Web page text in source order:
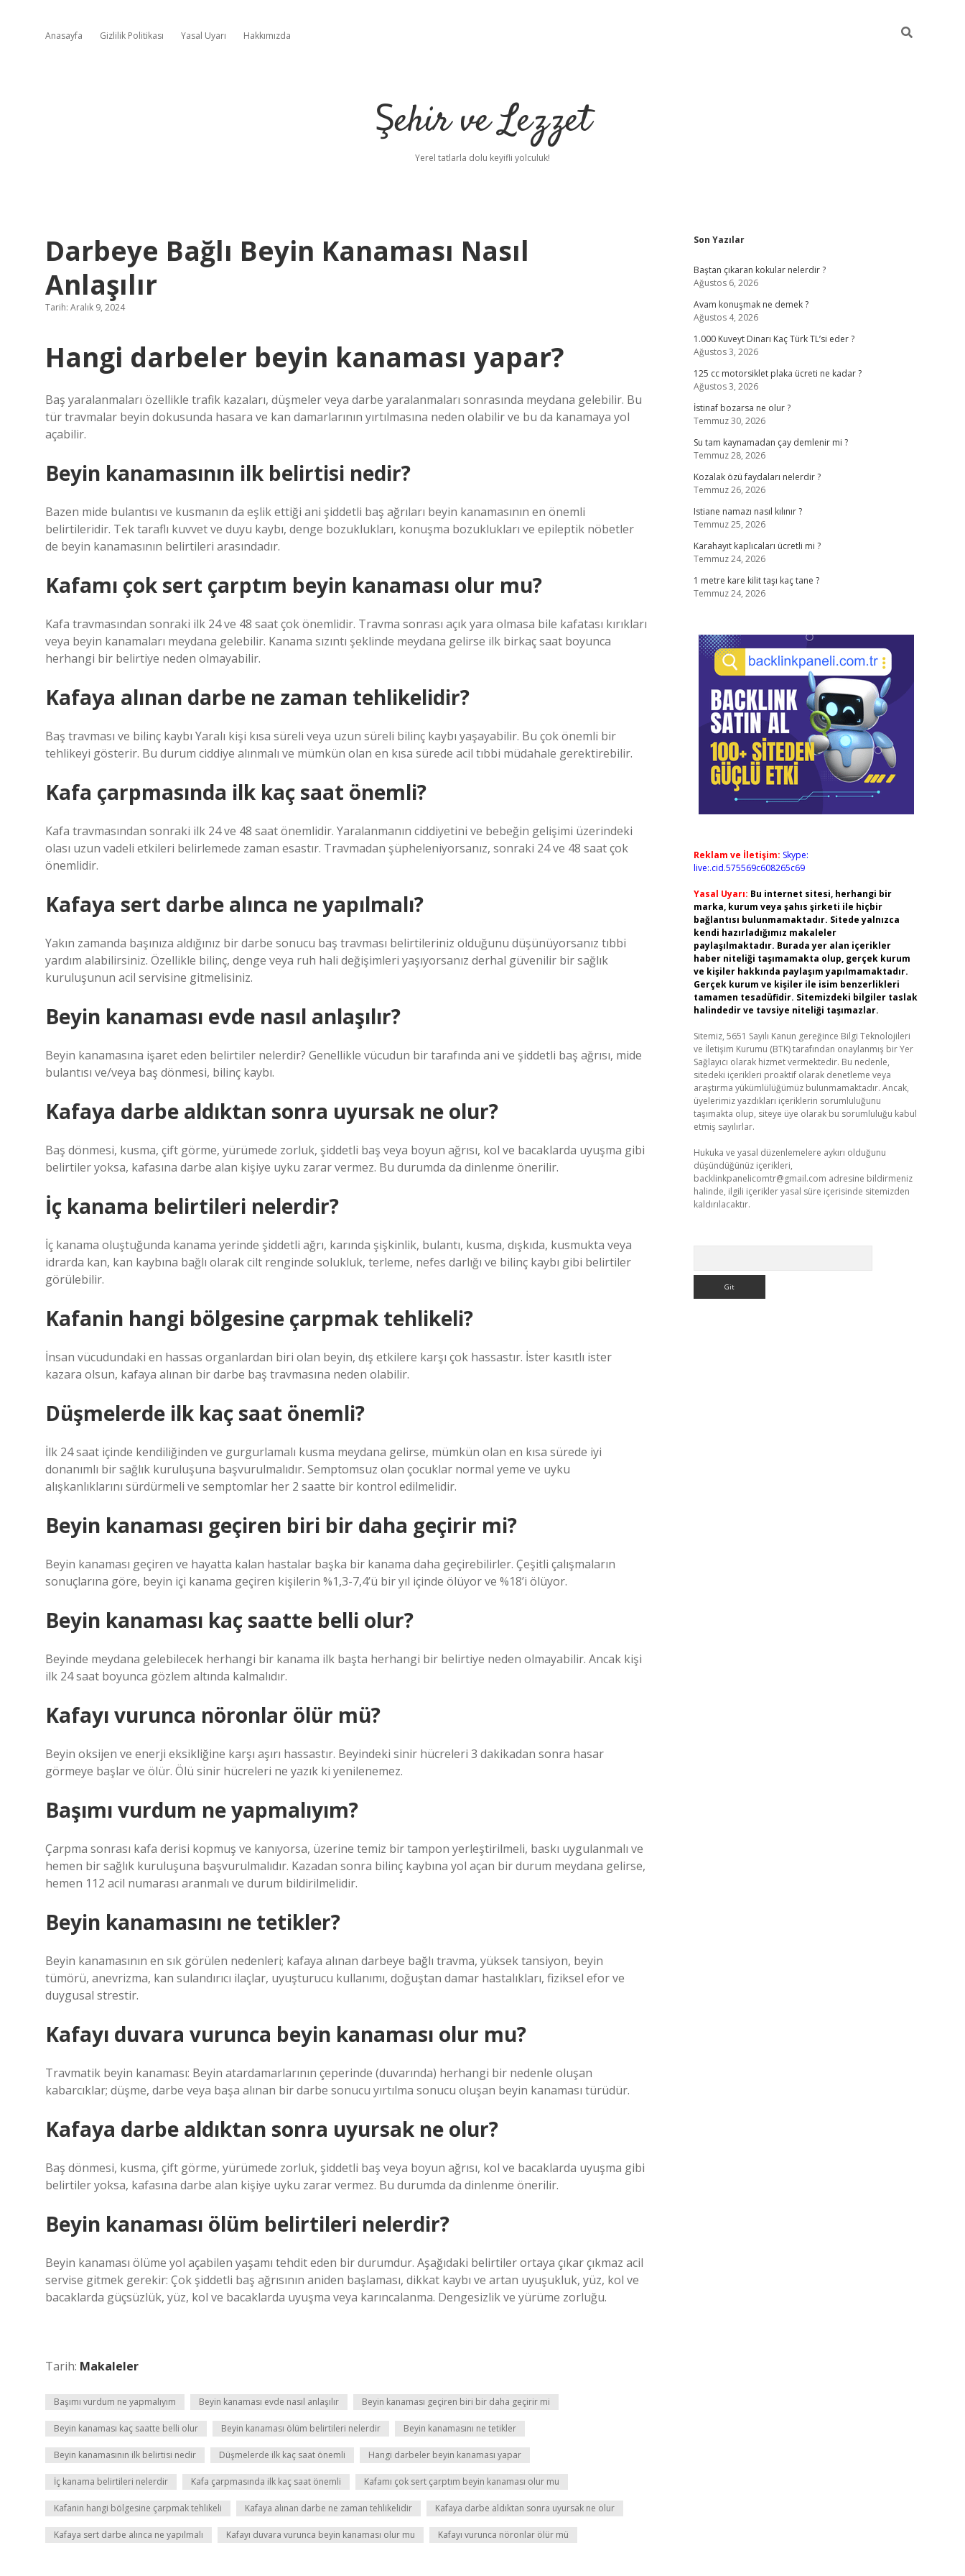
Anasayfa Gizlilik Politikası Yasal Uyarı Hakkımızda
Şehir ve Lezzet
Yerel tatlarla dolu keyifli yolculuk!
Darbeye Bağlı Beyin Kanaması Nasıl
Anlaşılır
Tarih: Aralık 9, 2024
Hangi darbeler beyin kanaması yapar?
Baş yaralanmaları özellikle trafik kazaları, düşmeler veya darbe yaralanmaları sonrasında meydana gelebilir. Bu
tür travmalar beyin dokusunda hasara ve kan damarlarının yırtılmasına neden olabilir ve bu da kanamaya yol
açabilir.
Beyin kanamasının ilk belirtisi nedir?
Bazen mide bulantısı ve kusmanın da eşlik ettiği ani şiddetli baş ağrıları beyin kanamasının en önemli
belirtileridir. Tek taraflı kuvvet ve duyu kaybı, denge bozuklukları, konuşma bozuklukları ve epileptik nöbetler
de beyin kanamasının belirtileri arasındadır.
Kafamı çok sert çarptım beyin kanaması olur mu?
Kafa travmasından sonraki ilk 24 ve 48 saat çok önemlidir. Travma sonrası açık yara olmasa bile kafatası kırıkları
veya beyin kanamaları meydana gelebilir. Kanama sızıntı şeklinde meydana gelirse ilk birkaç saat boyunca
herhangi bir belirtiye neden olmayabilir.
Kafaya alınan darbe ne zaman tehlikelidir?
Baş travması ve bilinç kaybı Yaralı kişi kısa süreli veya uzun süreli bilinç kaybı yaşayabilir. Bu çok önemli bir
tehlikeyi gösterir. Bu durum ciddiye alınmalı ve mümkün olan en kısa sürede acil tıbbi müdahale gerektirebilir.
Kafa çarpmasında ilk kaç saat önemli?
Kafa travmasından sonraki ilk 24 ve 48 saat önemlidir. Yaralanmanın ciddiyetini ve bebeğin gelişimi üzerindeki
olası uzun vadeli etkileri belirlemede zaman esastır. Travmadan şüpheleniyorsanız, sonraki 24 ve 48 saat çok
önemlidir.
Kafaya sert darbe alınca ne yapılmalı?
Yakın zamanda başınıza aldığınız bir darbe sonucu baş travması belirtileriniz olduğunu düşünüyorsanız tıbbi
yardım alabilirsiniz. Özellikle bilinç, denge veya ruh hali değişimleri yaşıyorsanız derhal güvenilir bir sağlık
kuruluşunun acil servisine gitmelisiniz.
Beyin kanaması evde nasıl anlaşılır?
Beyin kanamasına işaret eden belirtiler nelerdir? Genellikle vücudun bir tarafında ani ve şiddetli baş ağrısı, mide
bulantısı ve/veya baş dönmesi, bilinç kaybı.
Kafaya darbe aldıktan sonra uyursak ne olur?
Baş dönmesi, kusma, çift görme, yürümede zorluk, şiddetli baş veya boyun ağrısı, kol ve bacaklarda uyuşma gibi
belirtiler yoksa, kafasına darbe alan kişiye uyku zarar vermez. Bu durumda da dinlenme önerilir.
İç kanama belirtileri nelerdir?
İç kanama oluştuğunda kanama yerinde şiddetli ağrı, karında şişkinlik, bulantı, kusma, dışkıda, kusmukta veya
idrarda kan, kan kaybına bağlı olarak cilt renginde solukluk, terleme, nefes darlığı ve bilinç kaybı gibi belirtiler
görülebilir.
Kafanin hangi bölgesine çarpmak tehlikeli?
İnsan vücudundaki en hassas organlardan biri olan beyin, dış etkilere karşı çok hassastır. İster kasıtlı ister
kazara olsun, kafaya alınan bir darbe baş travmasına neden olabilir.
Düşmelerde ilk kaç saat önemli?
İlk 24 saat içinde kendiliğinden ve gurgurlamalı kusma meydana gelirse, mümkün olan en kısa sürede iyi
donanımlı bir sağlık kuruluşuna başvurulmalıdır. Semptomsuz olan çocuklar normal yeme ve uyku
alışkanlıklarını sürdürmeli ve semptomlar her 2 saatte bir kontrol edilmelidir.
Beyin kanaması geçiren biri bir daha geçirir mi?
Beyin kanaması geçiren ve hayatta kalan hastalar başka bir kanama daha geçirebilirler. Çeşitli çalışmaların
sonuçlarına göre, beyin içi kanama geçiren kişilerin %1,3-7,4’ü bir yıl içinde ölüyor ve %18’i ölüyor.
Beyin kanaması kaç saatte belli olur?
Beyinde meydana gelebilecek herhangi bir kanama ilk başta herhangi bir belirtiye neden olmayabilir. Ancak kişi
ilk 24 saat boyunca gözlem altında kalmalıdır.
Kafayı vurunca nöronlar ölür mü?
Beyin oksijen ve enerji eksikliğine karşı aşırı hassastır. Beyindeki sinir hücreleri 3 dakikadan sonra hasar
görmeye başlar ve ölür. Ölü sinir hücreleri ne yazık ki yenilenemez.
Başımı vurdum ne yapmalıyım?
Çarpma sonrası kafa derisi kopmuş ve kanıyorsa, üzerine temiz bir tampon yerleştirilmeli, baskı uygulanmalı ve
hemen bir sağlık kuruluşuna başvurulmalıdır. Kazadan sonra bilinç kaybına yol açan bir durum meydana gelirse,
hemen 112 acil numarası aranmalı ve durum bildirilmelidir.
Beyin kanamasını ne tetikler?
Beyin kanamasının en sık görülen nedenleri; kafaya alınan darbeye bağlı travma, yüksek tansiyon, beyin
tümörü, anevrizma, kan sulandırıcı ilaçlar, uyuşturucu kullanımı, doğuştan damar hastalıkları, fiziksel efor ve
duygusal strestir.
Kafayı duvara vurunca beyin kanaması olur mu?
Travmatik beyin kanaması: Beyin atardamarlarının çeperinde (duvarında) herhangi bir nedenle oluşan
kabarcıklar; düşme, darbe veya başa alınan bir darbe sonucu yırtılma sonucu oluşan beyin kanaması türüdür.
Kafaya darbe aldıktan sonra uyursak ne olur?
Baş dönmesi, kusma, çift görme, yürümede zorluk, şiddetli baş veya boyun ağrısı, kol ve bacaklarda uyuşma gibi
belirtiler yoksa, kafasına darbe alan kişiye uyku zarar vermez. Bu durumda da dinlenme önerilir.
Beyin kanaması ölüm belirtileri nelerdir?
Beyin kanaması ölüme yol açabilen yaşamı tehdit eden bir durumdur. Aşağıdaki belirtiler ortaya çıkar çıkmaz acil
servise gitmek gerekir: Çok şiddetli baş ağrısının aniden başlaması, dikkat kaybı ve artan uyuşukluk, yüz, kol ve
bacaklarda güçsüzlük, yüz, kol ve bacaklarda uyuşma veya karıncalanma. Dengesizlik ve yürüme zorluğu.
Tarih: Makaleler
Başımı vurdum ne yapmalıyım Beyin kanaması evde nasıl anlaşılır Beyin kanaması geçiren biri bir daha geçirir mi
Beyin kanaması kaç saatte belli olur Beyin kanaması ölüm belirtileri nelerdir Beyin kanamasını ne tetikler
Beyin kanamasının ilk belirtisi nedir Düşmelerde ilk kaç saat önemli Hangi darbeler beyin kanaması yapar
İç kanama belirtileri nelerdir Kafa çarpmasında ilk kaç saat önemli Kafamı çok sert çarptım beyin kanaması olur mu
Kafanin hangi bölgesine çarpmak tehlikeli Kafaya alınan darbe ne zaman tehlikelidir Kafaya darbe aldıktan sonra uyursak ne olur
Kafaya sert darbe alınca ne yapılmalı Kafayı duvara vurunca beyin kanaması olur mu Kafayı vurunca nöronlar ölür mü
Sidebar
Son Yazılar
Baştan çıkaran kokular nelerdir ?
Ağustos 6, 2026
Avam konuşmak ne demek ?
Ağustos 4, 2026
1.000 Kuveyt Dinarı Kaç Türk TL’si eder ?
Ağustos 3, 2026
125 cc motorsiklet plaka ücreti ne kadar ?
Ağustos 3, 2026
İstinaf bozarsa ne olur ?
Temmuz 30, 2026
Su tam kaynamadan çay demlenir mi ?
Temmuz 28, 2026
Kozalak özü faydaları nelerdir ?
Temmuz 26, 2026
Istiane namazı nasıl kılınır ?
Temmuz 25, 2026
Karahayıt kaplıcaları ücretli mi ?
Temmuz 24, 2026
1 metre kare kilit taşı kaç tane ?
Temmuz 24, 2026
Reklam ve İletişim: Skype:
live:.cid.575569c608265c69
Yasal Uyarı: Bu internet sitesi, herhangi bir
marka, kurum veya şahıs şirketi ile hiçbir
bağlantısı bulunmamaktadır. Sitede yalnızca
kendi hazırladığımız makaleler
paylaşılmaktadır. Burada yer alan içerikler
haber niteliği taşımamakta olup, gerçek kurum
ve kişiler hakkında paylaşım yapılmamaktadır.
Gerçek kurum ve kişiler ile isim benzerlikleri
tamamen tesadüfidir. Sitemizdeki bilgiler taslak
halindedir ve tavsiye niteliği taşımazlar.
Sitemiz, 5651 Sayılı Kanun gereğince Bilgi Teknolojileri
ve İletişim Kurumu (BTK) tarafından onaylanmış bir Yer
Sağlayıcı olarak hizmet vermektedir. Bu nedenle,
sitedeki içerikleri proaktif olarak denetleme veya
araştırma yükümlülüğümüz bulunmamaktadır. Ancak,
üyelerimiz yazdıkları içeriklerin sorumluluğunu
taşımakta olup, siteye üye olarak bu sorumluluğu kabul
etmiş sayılırlar.
Hukuka ve yasal düzenlemelere aykırı olduğunu
düşündüğünüz içerikleri,
backlinkpanelicomtr@gmail.com adresine bildirmeniz
halinde, ilgili içerikler yasal süre içerisinde sitemizden
kaldırılacaktır.